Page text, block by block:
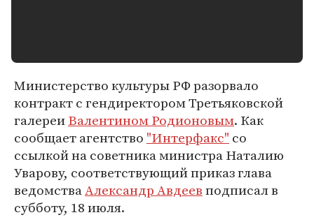
Министерство культуры РФ разорвало
контракт с гендиректором Третьяковской
галереиВалентином Родионовым. Как
сообщает агентство "Интерфакс" со
ссылкой на советника министра Наталию
Уварову, соответствующий приказ глава
ведомстваАлександр Авдеевподписал в
субботу, 18 июля.